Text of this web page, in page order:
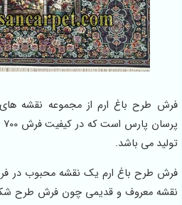
فرش طرح باغ ارم از مجموعه نقشه
تولید می باشد.
فرش طرح باغ ارم یک نقشه محبوب در
نقشه معروف و قدیمی چون فرش طرح